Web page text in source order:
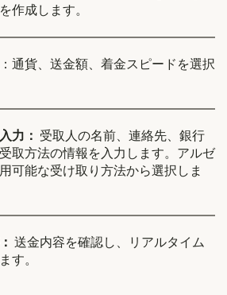
作成します。
：通貨、送金額、着金スピードを選択
力：
受取人の名前、連絡先、銀行
取方法の情報を入力します。アルゼ
可能な受け取り方法から選択しま
送金内容を確認し、リアルタイム
す。